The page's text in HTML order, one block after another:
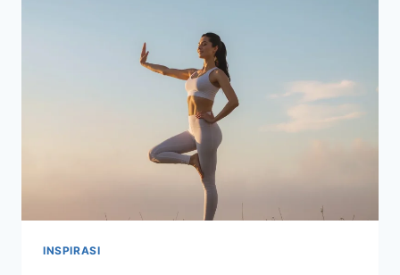
INSPIRASI